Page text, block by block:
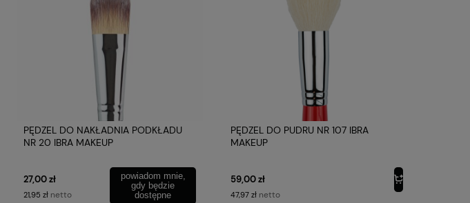
PĘDZEL DO NAKŁADNIA PODKŁADU
NR 20 IBRA MAKEUP
27,00 zł
21,95 zł netto
powiadom mnie,
gdy będzie
dostępne
PĘDZEL DO PUDRU NR 107 IBRA
MAKEUP
59,00 zł
47,97 zł netto